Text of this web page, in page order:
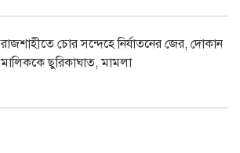
রাজশাহীতে চোর সন্দেহে নির্যাতনের জের, দোকান
মালিককে ছুরিকাঘাত, মামলা